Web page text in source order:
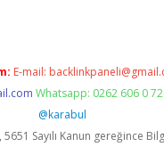
E-mail:
Whatsapp: 0262 606 0
@karabul
5651 Sayılı Kanun gereğince